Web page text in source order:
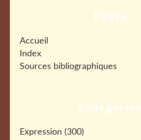
Catégories
Expression (300)
Pages
Accueil
Index
Sources bibliographiques